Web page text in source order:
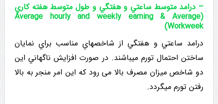
– درامد متوسط ساعتي و هفتگي و طول متوسط هفته کاري
(Average hourly and weekly earning & Average
Workweek)
درامد ساعتي و هفتگي از شاخصهاي مناسب براي نمايان
ساختن احتمال تورم میباشند. در صورت افزایش ناگهاني این
دو شاخص میزان مصرف بالا می رود که این امر منجر به بالا
رفتن تورم میگردد.